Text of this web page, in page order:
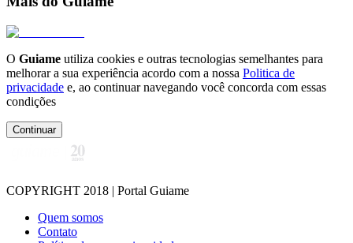
O Guiame utiliza cookies e outras tecnologias semelhantes para
melhorar a sua experiência acordo com a nossa Politica de
privacidade e, ao continuar navegando você concorda com essas
condições
Continuar
COPYRIGHT 2018 | Portal Guiame
Quem somos
Contato